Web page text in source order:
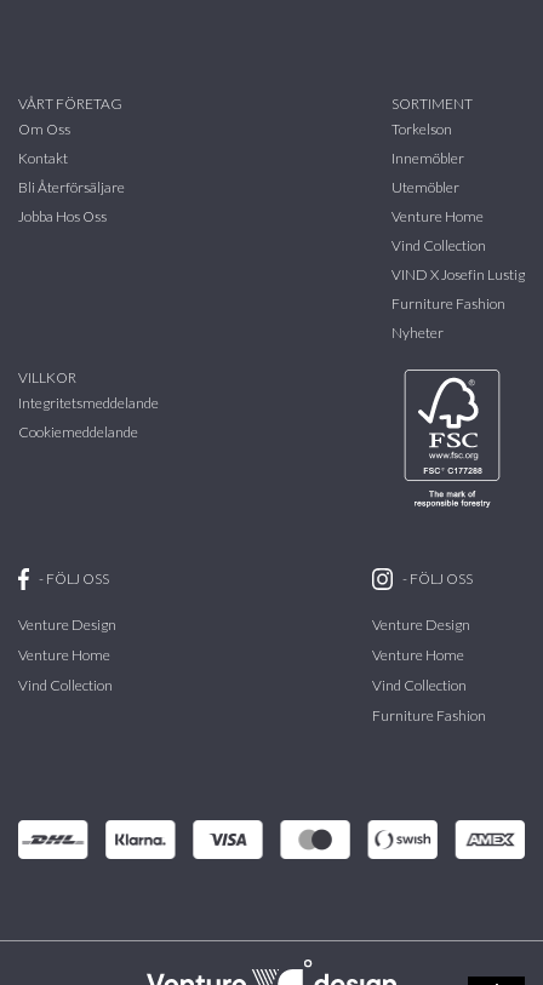
VÅRT FÖRETAG
Om Oss
Kontakt
Bli Återförsäljare
Jobba Hos Oss
SORTIMENT
Torkelson
Innemöbler
Utemöbler
Venture Home
Vind Collection
VIND X Josefin Lustig
Furniture Fashion
Nyheter
VILLKOR
Integritetsmeddelande
Cookiemeddelande
- FÖLJ OSS
Venture Design
Venture Home
Vind Collection
- FÖLJ OSS
Venture Design
Venture Home
Vind Collection
Furniture Fashion